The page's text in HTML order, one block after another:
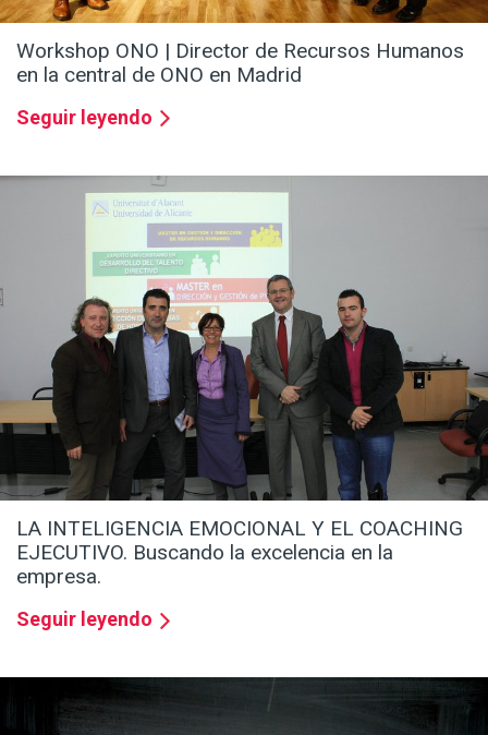
Workshop ONO | Director de Recursos Humanos
en la central de ONO en Madrid
Seguir leyendo